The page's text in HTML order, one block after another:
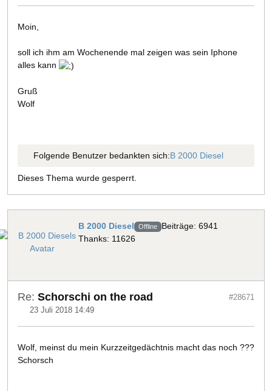
Moin,
soll ich ihm am Wochenende mal zeigen was sein Iphone
alles kann
Gruß
Wolf
Folgende Benutzer bedankten sich:B 2000 Diesel
Dieses Thema wurde gesperrt.
B 2000 Diesel Offline Beiträge: 6941
Thanks: 11626
Re: Schorschi on the road
23 Juli 2018 14:49
#28671
Wolf, meinst du mein Kurzzeitgedächtnis macht das noch ???
Schorsch